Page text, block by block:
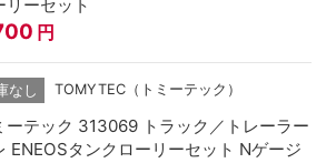
リーセット
円
なし TOMYTEC（トミーテック）
ーテック 313069 トラック／トレーラー
ENEOSタンクローリーセット Nゲージ